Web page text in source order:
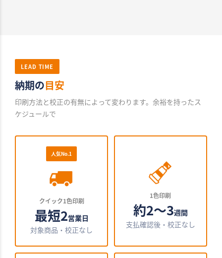
LEAD TIME
納期の目安
印刷方法と校正の有無によって変わります。余裕を持ったス
ケジュールで
人気No.1
クイック1色印刷
最短2営業日
対象商品・校正なし
1色印刷
約2〜3週間
支払確認後・校正なし